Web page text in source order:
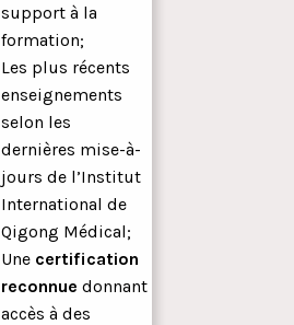
support à la
formation;
Les plus récents
enseignements
selon les
dernières mise-à-
jours de l’Institut
International de
Qigong Médical;
Une certification
reconnue donnant
accès à des